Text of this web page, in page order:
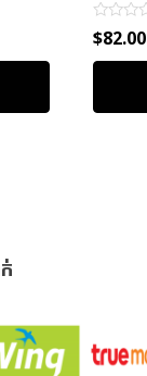
Rated
0
out
$82.00